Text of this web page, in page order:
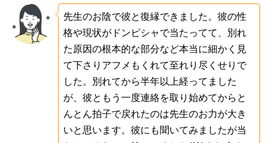
先生のお陰で彼と復縁できました。彼の性
格や現状がドンピシャで当たってて、別れ
た原因の根本的な部分など本当に細かく見
て下さりアフメもくれて至れり尽くせりで
した。別れてから半年以上経ってました
が、彼ともう一度連絡を取り始めてからと
んとん拍子で戻れたのは先生のお力が大き
いと思います。彼にも聞いてみましたが当